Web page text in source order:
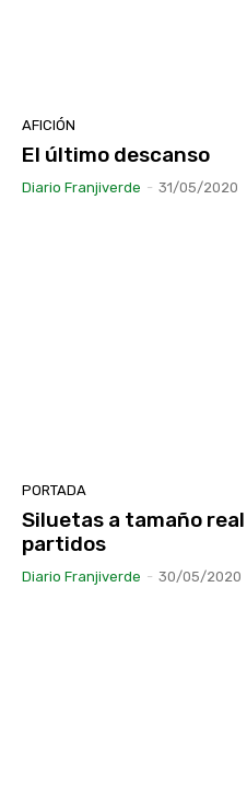
AFICIÓN
El último descanso
Diario Franjiverde - 31/05/2020
PORTADA
Siluetas a tamaño
partidos
Diario Franjiverde - 30/05/2020